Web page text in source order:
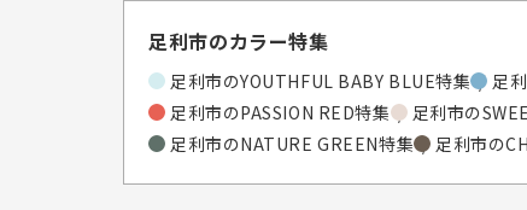
足利市のカラー特集
足利市のYOUTHFUL BABY BLUE特集 足
足利市のPASSION RED特集
足利市の
足利市のNATURE GREEN特集
足利市の